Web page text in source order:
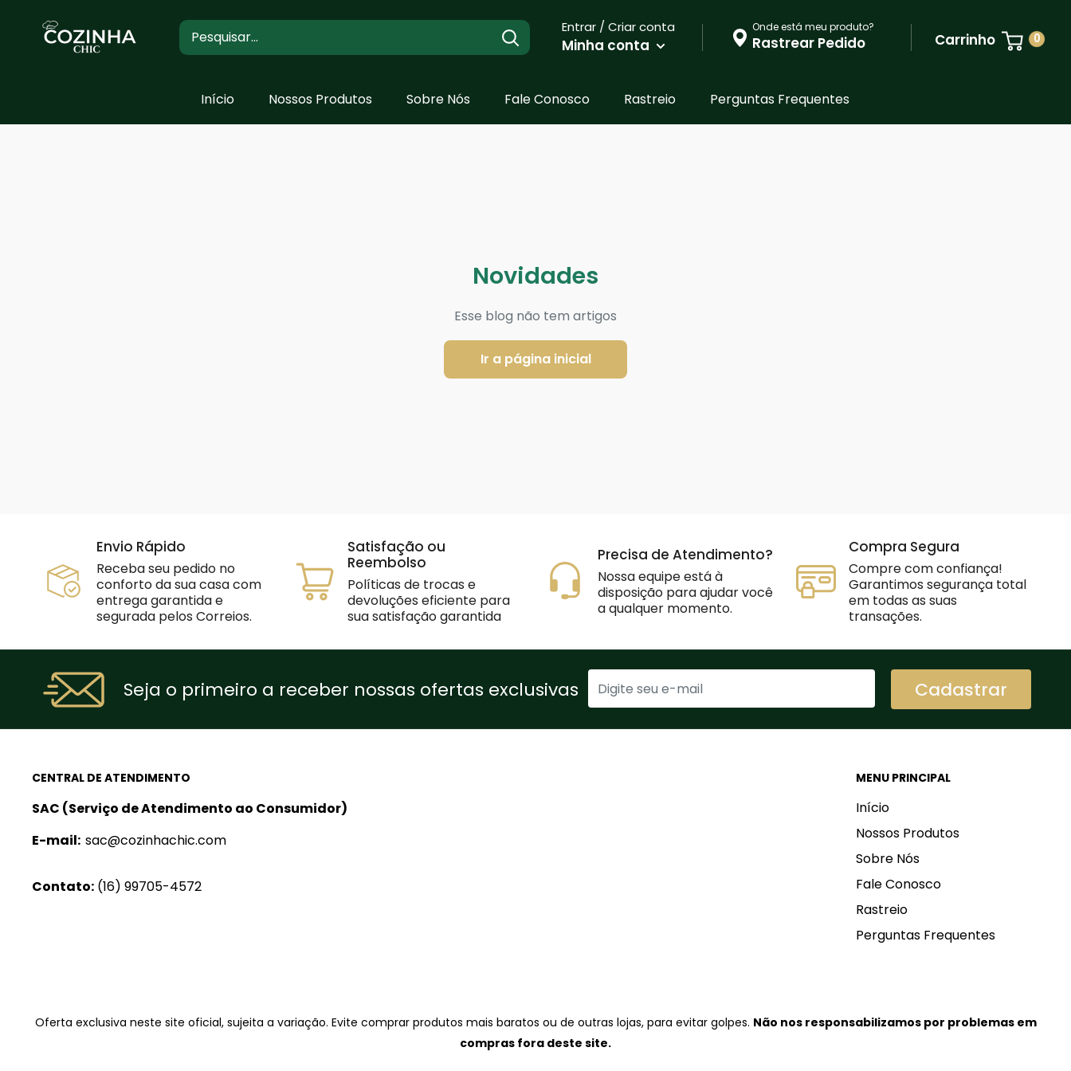
Entrar / Criar conta
Minha conta Rastrear Pedido
Onde está meu produto?
Carrinho 0
Início Nossos Produtos Sobre Nós Fale Conosco Rastreio Perguntas Frequentes
Novidades
Esse blog não tem artigos
Ir a página inicial
Envio Rápido
Receba seu pedido no
conforto da sua casa com
entrega garantida e
segurada pelos Correios.
Satisfação ou
Reembolso
Políticas de trocas e
devoluções eficiente para
sua satisfação garantida
Precisa de Atendimento?
Nossa equipe está à
disposição para ajudar você
a qualquer momento.
Compra Segura
Compre com confiança!
Garantimos segurança total
em todas as suas
transações.
Seja o primeiro a receber nossas ofertas exclusivas Cadastrar
CENTRAL DE ATENDIMENTO
SAC (Serviço de Atendimento ao Consumidor)
E-mail: sac@cozinhachic.com
Contato: (16) 99705-4572
MENU PRINCIPAL
Início
Nossos Produtos
Sobre Nós
Fale Conosco
Rastreio
Perguntas Frequentes
Oferta exclusiva neste site oficial, sujeita a variação. Evite comprar produtos mais baratos ou de outras lojas, para evitar golpes. Não nos responsabilizamos por problemas em
compras fora deste site.